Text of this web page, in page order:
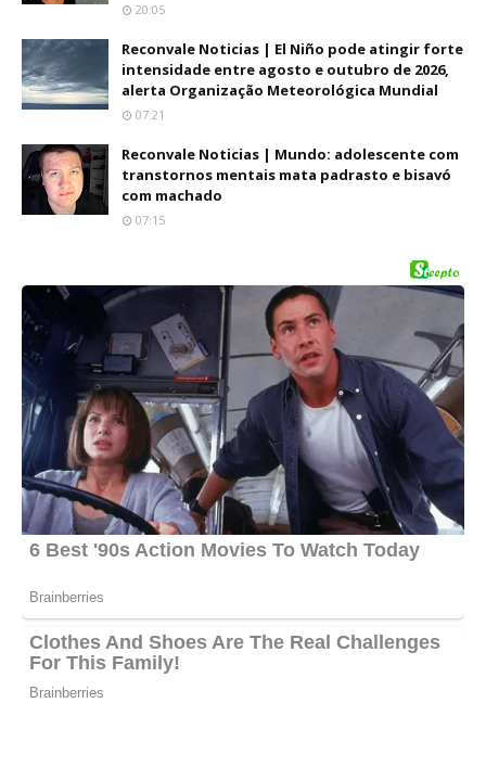
20:05
Reconvale Noticias | El Niño pode atingir forte
intensidade entre agosto e outubro de 2026,
alerta Organização Meteorológica Mundial
07:21
Reconvale Noticias | Mundo: adolescente com
transtornos mentais mata padrasto e bisavó
com machado
07:15